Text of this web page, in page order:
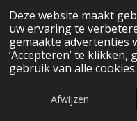
Deze website maakt
uw ervaring te
gemaakte advertenties
‘Accepteren’ te
gebruik van alle cookies.
Afwijzen
© 2025 - 2026 Ayura
E-mailadres